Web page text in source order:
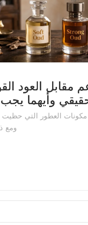
مقابل العود
وأيهما
مكونات العطور التي حظيت
ومع